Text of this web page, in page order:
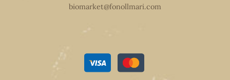
biomarket@fonollmari.com